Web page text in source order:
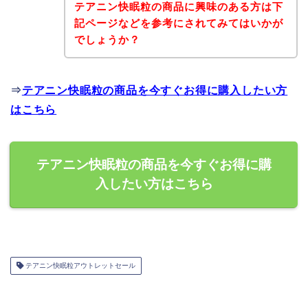
テアニン快眠粒の商品に興味のある方は下
記ページなどを参考にされてみてはいかが
でしょうか？
⇒テアニン快眠粒の商品を今すぐお得に購入したい方
はこちら
テアニン快眠粒の商品を今すぐお得に購
入したい方はこちら
テアニン快眠粒アウトレットセール